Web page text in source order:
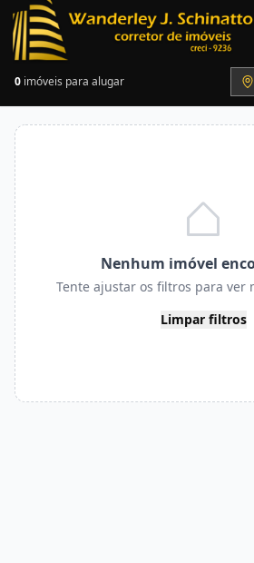
0 imóveis para alugar
Nenhum imóvel
Tente ajustar os filtros para ver
Limpar filtros